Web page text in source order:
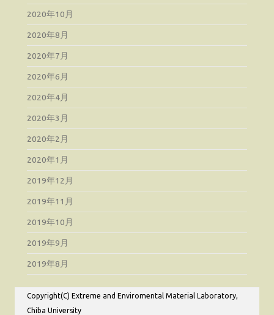
2020年10月
2020年8月
2020年7月
2020年6月
2020年4月
2020年3月
2020年2月
2020年1月
2019年12月
2019年11月
2019年10月
2019年9月
2019年8月
Copyright(C) Extreme and Enviromental Material Laboratory,
Chiba University